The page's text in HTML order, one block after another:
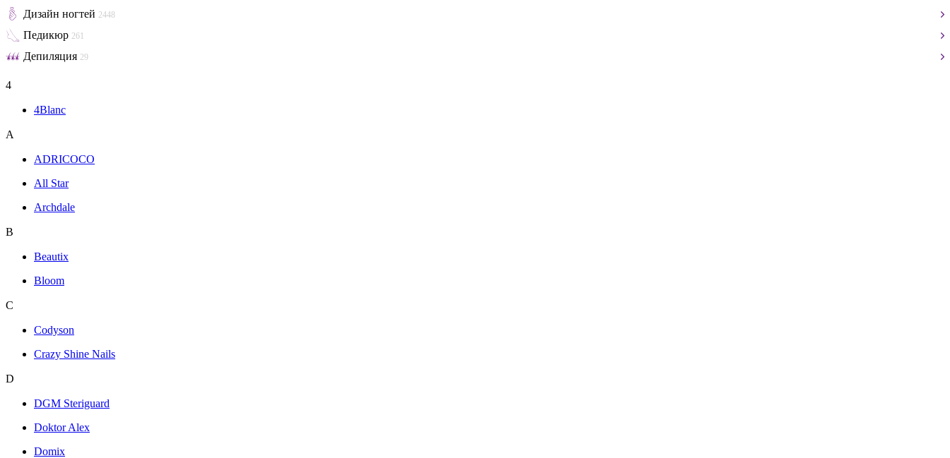
Дизайн ногтей 2448
Педикюр 261
Депиляция 29
4
4Blanc
A
ADRICOCO
All Star
Archdale
B
Beautix
Bloom
C
Codyson
Crazy Shine Nails
D
DGM Steriguard
Doktor Alex
Domix